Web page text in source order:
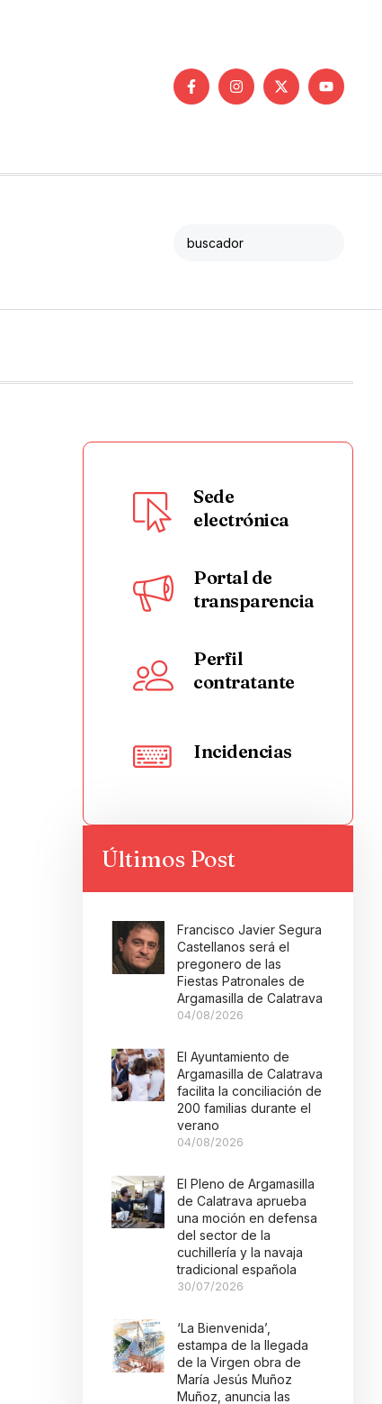
Sede
electrónica
Portal de
transparencia
Perfil
contratante
Incidencias
Últimos Post
Francisco Javier Segura
Castellanos será el
pregonero de las
Fiestas Patronales de
Argamasilla de Calatrava
04/08/2026
El Ayuntamiento de
Argamasilla de Calatrava
facilita la conciliación de
200 familias durante el
verano
04/08/2026
El Pleno de Argamasilla
de Calatrava aprueba
una moción en defensa
del sector de la
cuchillería y la navaja
tradicional española
30/07/2026
‘La Bienvenida’,
estampa de la llegada
de la Virgen obra de
María Jesús Muñoz
Muñoz, anuncia las